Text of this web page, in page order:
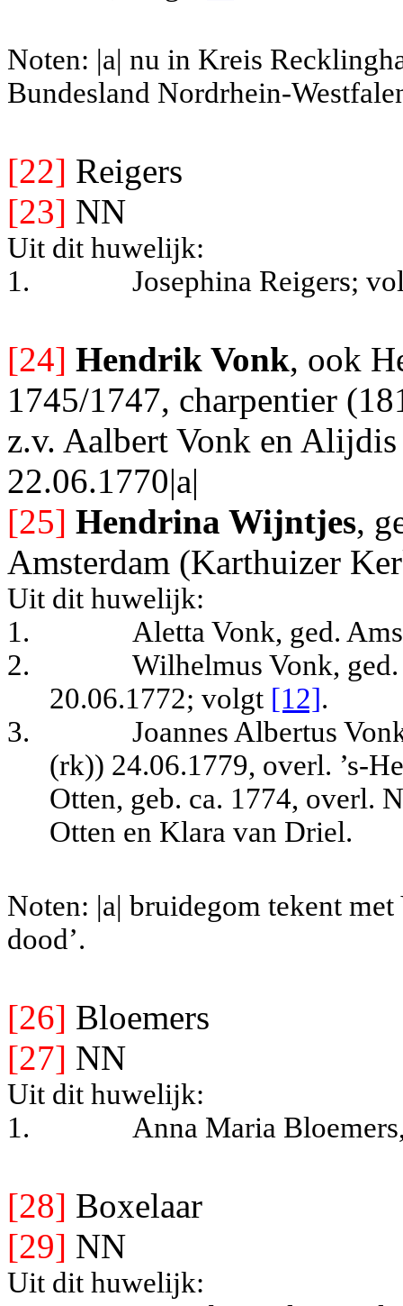
Noten: |a| nu in Kreis
Bundesland Nordrhein-
[22] Reigers
[23] NN
Uit dit huwelijk:
1.
Josephina Reigers;
[24] Hendrik Vonk, ook
1745/1747, charpentier
z.v. Aalbert Vonk en
22.06.1770|a|
[25] Hendrina Wijntjes,
Amsterdam (Karthuizer
Uit dit huwelijk:
1.
Aletta Vonk, ged.
2.
Wilhelmus Vonk,
20.06.1772; volgt [12].
3.
Joannes Albertus
(rk)) 24.06.1779, overl. ’s-
Otten, geb. ca. 1774, overl.
Otten en Klara van Driel.
Noten: |a| bruidegom tekent
dood’.
[26] Bloemers
[27] NN
Uit dit huwelijk:
1.
Anna Maria
[28] Boxelaar
[29] NN
Uit dit huwelijk: